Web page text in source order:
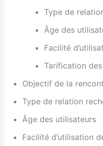
Type de
Âge des
Facilité
Tarification
Objectif de la
Type de relation
Âge des utilisateurs
Facilité d’utilisation